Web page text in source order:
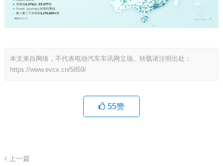
本文来自网络，不代表电动汽车车讯网立场。转载请注明出处：
https://www.evcx.cn/5859/
55赞
上一篇